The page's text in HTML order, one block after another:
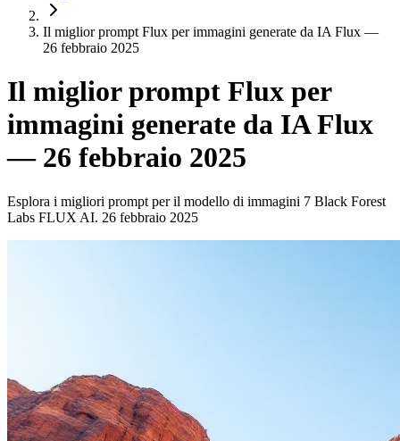
Il miglior prompt Flux per immagini generate da IA Flux —
26 febbraio 2025
Il miglior prompt Flux per
immagini generate da IA Flux
— 26 febbraio 2025
Esplora i migliori prompt per il modello di immagini 7 Black Forest
Labs FLUX AI. 26 febbraio 2025